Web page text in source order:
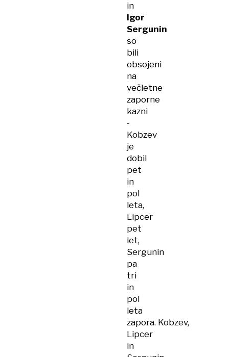
in
Igor
Sergunin
so
bili
obsojeni
na
večletne
zaporne
kazni
-
Kobzev
je
dobil
pet
in
pol
leta,
Lipcer
pet
let,
Sergunin
pa
tri
in
pol
leta
zapora. Kobzev,
Lipcer
in